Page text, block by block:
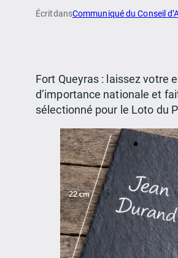
ÉcritdansCommuniqué du Conseil
Fort Queyras : laissez votre
d’importance nationale et
sélectionné pour le Loto du